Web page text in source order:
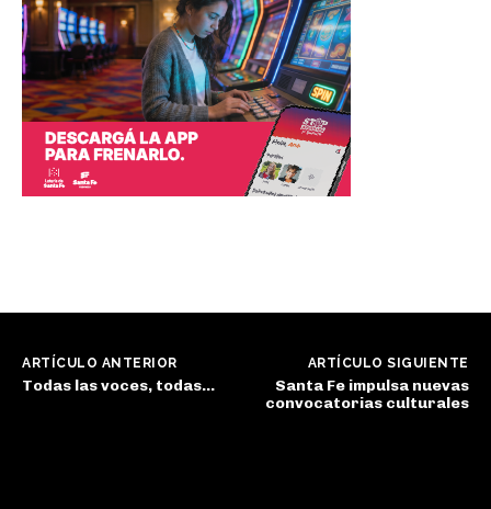
ARTÍCULO ANTERIOR
Todas las voces, todas…
ARTÍCULO SIGUIENTE
Santa Fe impulsa nuevas
convocatorias culturales